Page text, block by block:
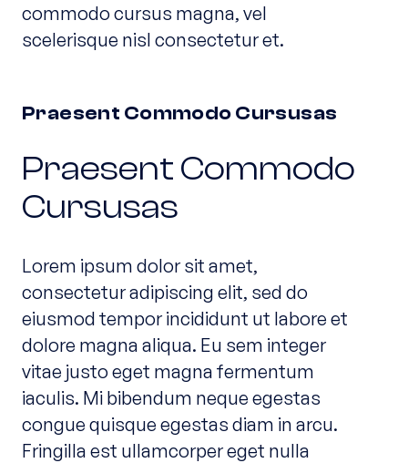
commodo cursus magna, vel
scelerisque nisl consectetur et.
Praesent Commodo Cursusas
Praesent Commodo
Cursusas
Lorem ipsum dolor sit amet,
consectetur adipiscing elit, sed do
eiusmod tempor incididunt ut labore et
dolore magna aliqua. Eu sem integer
vitae justo eget magna fermentum
iaculis. Mi bibendum neque egestas
congue quisque egestas diam in arcu.
Fringilla est ullamcorper eget nulla